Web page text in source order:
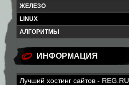
ЖЕЛЕЗО
LINUX
АЛГОРИТМЫ
ИНФОРМАЦИЯ
Лучший хостинг сайтов - REG.RU